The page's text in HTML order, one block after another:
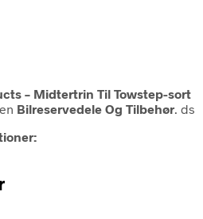
– Midtertrin Til Towstep-sort
Bilreservedele Og Tilbehør. ds